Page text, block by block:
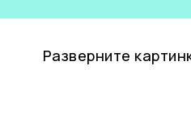
Разверните